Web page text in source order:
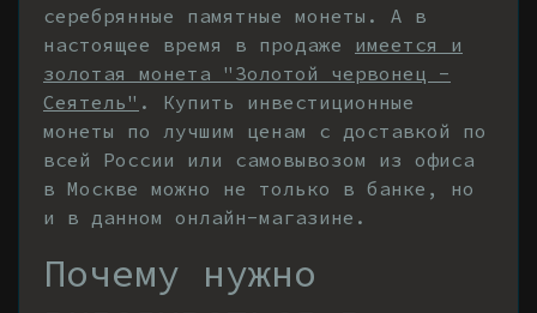
серебрянные памятные монеты. А в
настоящее время в продаже имеется и
золотая монета "Золотой червонец -
Сеятель" . Купить инвестиционные
монеты по лучшим ценам с доставкой по
всей России или самовывозом из офиса
в Москве можно не только в банке, но
и в данном онлайн-магазине.
Почему нужно